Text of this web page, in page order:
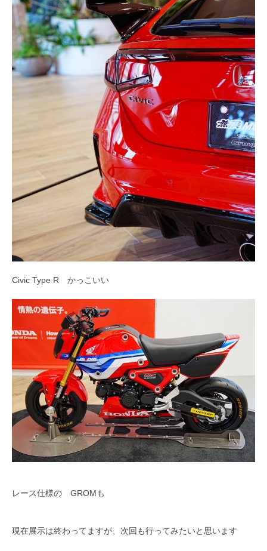
Civic Type R かっこいい
レース仕様の GROMも
現在展示は終わってますが、次回も行ってみたいと思います